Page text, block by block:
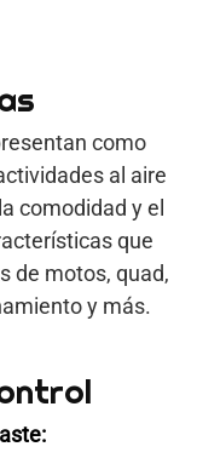
como
al aire
comodidad y el
que
de motos, quad,
y más.